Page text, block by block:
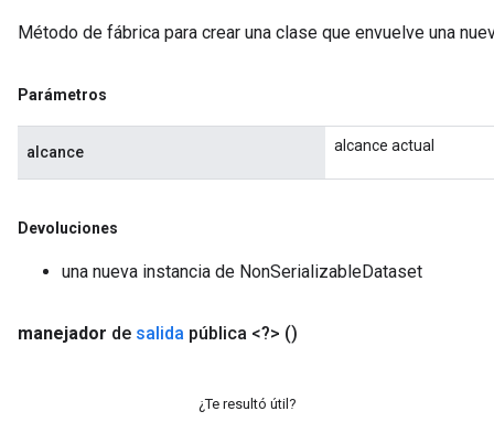
Método de fábrica para crear una clase que envuelve una
Parámetros
alcance alcance actual
Devoluciones
una nueva instancia de NonSerializableDataset
manejador de salida pública <?> ()
¿Te resultó útil?